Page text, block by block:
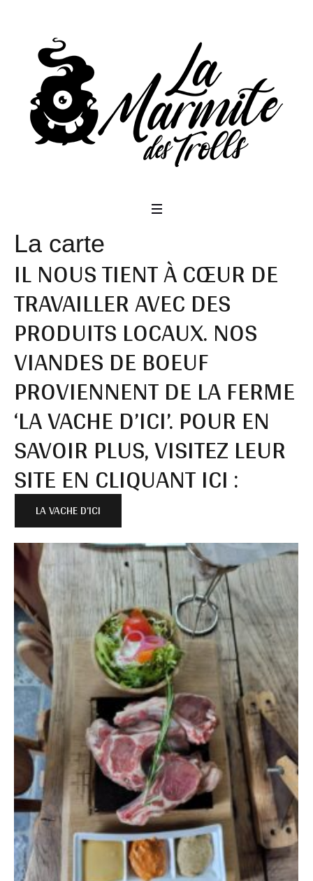
La carte
IL NOUS TIENT À CŒUR DE
TRAVAILLER AVEC DES
PRODUITS LOCAUX. NOS
VIANDES DE BOEUF
PROVIENNENT DE LA FERME
‘LA VACHE D’ICI’. POUR EN
SAVOIR PLUS, VISITEZ LEUR
SITE EN CLIQUANT ICI :
LA VACHE D’ICI